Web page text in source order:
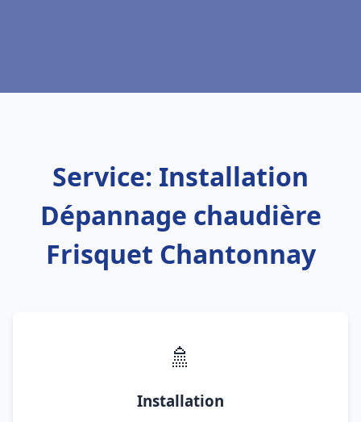
Service: Installation
Dépannage chaudière
Frisquet Chantonnay
🚿
Installation